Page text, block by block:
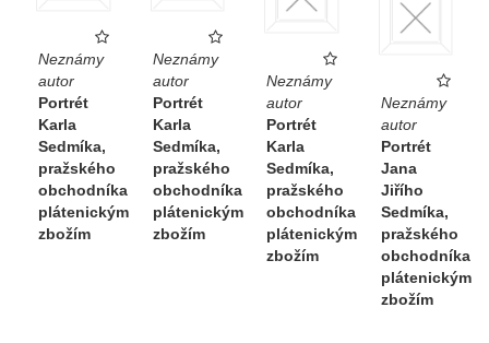
Neznámy
autor
Portrét
Karla
Sedmíka,
pražského
obchodníka
plátenickým
zbožím
Neznámy
autor
Portrét
Karla
Sedmíka,
pražského
obchodníka
plátenickým
zbožím
Neznámy
autor
Portrét
Karla
Sedmíka,
pražského
obchodníka
plátenickým
zbožím
Neznámy
autor
Portrét
Jana
Jiřího
Sedmíka,
pražského
obchodníka
plátenickým
zbožím